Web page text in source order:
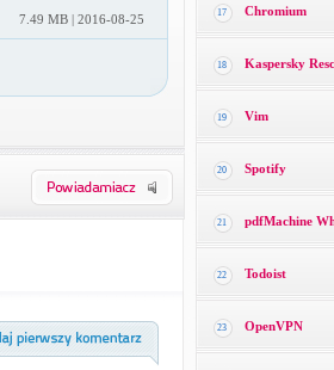
7.49 MB | 2016-08-25 17 Chromium
18 Kaspersky
19 Vim
20 Spotify
21 pdfMachine
22 Todoist
23 OpenVPN